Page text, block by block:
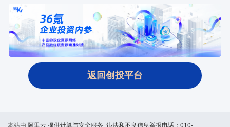
返回创投平台
本站由 阿里云 提供计算与安全服务 违法和不良信息举报电话：010-